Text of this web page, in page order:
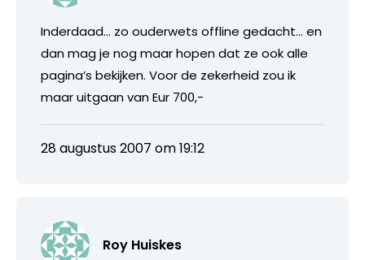
Inderdaad… zo ouderwets offline gedacht… en
dan mag je nog maar hopen dat ze ook alle
pagina’s bekijken. Voor de zekerheid zou ik
maar uitgaan van Eur 700,-
28 augustus 2007 om 19:12
Roy Huiskes